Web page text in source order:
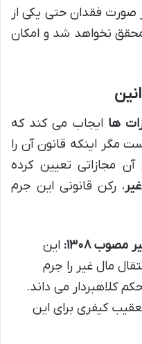
صورت فقدان حتی یکی از
نخواهد شد و امکان
ها ایجاب می کند که
مگر اینکه قانون آن را
مجازاتی تعیین کرده
، رکن قانونی این جرم
مصوب ۱۳۰۸:
این
مال غیر را جرم
کلاهبردار می داند.
کیفری برای این